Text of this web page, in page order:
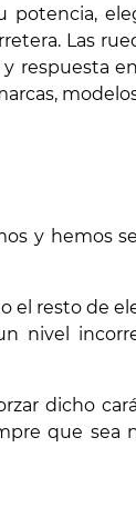
Las
respuesta
y hemos
el resto de
nivel
dicho
que sea